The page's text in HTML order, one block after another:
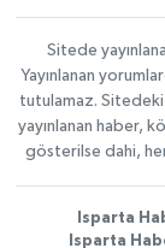
Sitede
Yayınlanan
tutulamaz. Sitedeki
yayınlanan haber,
gösterilse dahi,
Isparta
Isparta